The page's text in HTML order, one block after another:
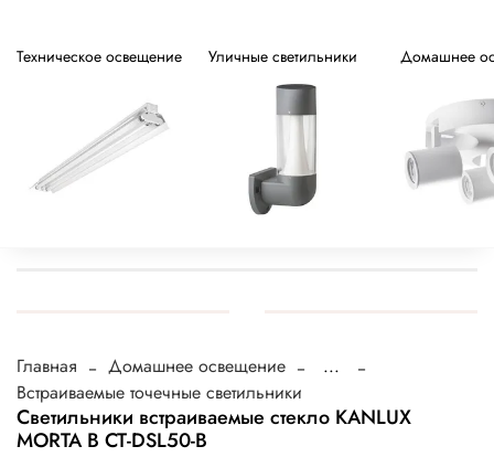
Техническое освещение Уличные светильники Домашнее
Главная Домашнее освещение
...
Встраиваемые точечные светильники
Cветильники встраиваемые стекло KANLUX
MORTA B CT-DSL50-B